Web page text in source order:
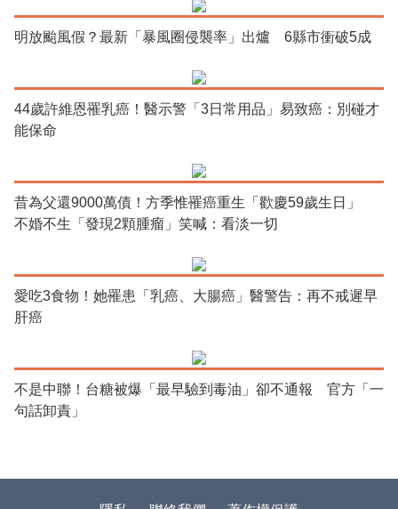
明放颱風假？最新「暴風圈侵襲率」出爐 6縣市衝破5成
44歲許維恩罹乳癌！醫示警「3日常用品」易致癌：別碰才
能保命
昔為父還9000萬債！方季惟罹癌重生「歡慶59歲生日」
不婚不生「發現2顆腫瘤」笑喊：看淡一切
愛吃3食物！她罹患「乳癌、大腸癌」醫警告：再不戒遲早
肝癌
不是中聯！台糖被爆「最早驗到毒油」卻不通報 官方「一
句話卸責」